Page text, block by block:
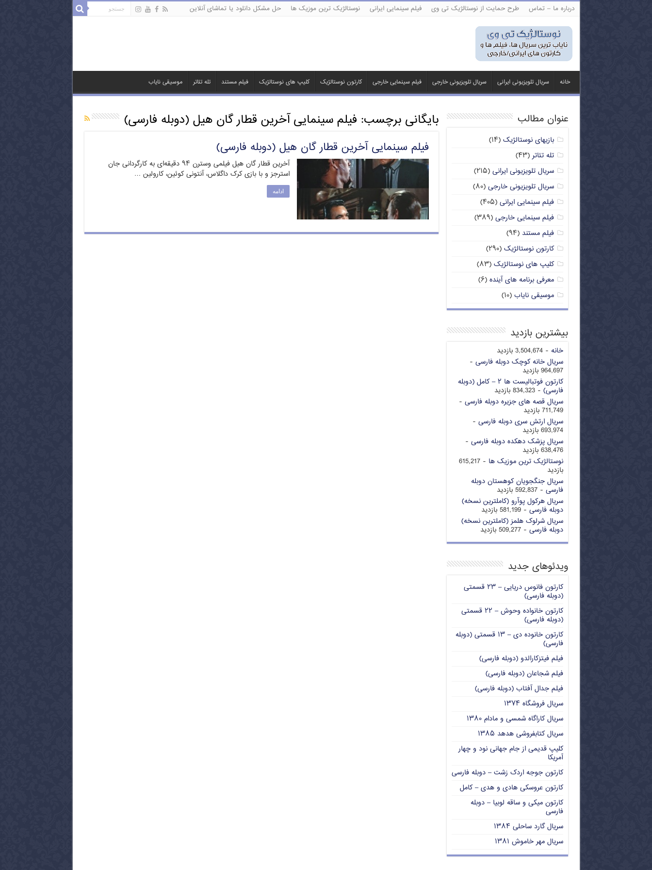
درباره ما – تماس طرح حمایت از نوستالژیک تی وی فیلم سینمایی ایرانی نوستالژیک ترین موزیک ها حل مشکل دانلود یا تماشای آنلاین
خانه سریال تلویزیونی ایرانی سریال تلویزیونی خارجی فیلم سینمایی خارجی کارتون نوستالژیک کلیپ های نوستالژیک فیلم مستند تله تئاتر موسیقی نایاب
بایگانی برچسب: فیلم سینمایی آخرین قطار گان هیل (دوبله فارسی)
فیلم سینمایی آخرین قطار گان هیل (دوبله فارسی)
آخرین قطار گان هیل فیلمی وسترن ۹۴ دقیقه‌ای به کارگردانی جان
استرجز و با بازی کرک داگلاس، آنتونی کوئین، کارولین …
ادامه
عنوان مطالب
بازیهای نوستالژیک (۱۴)
تله تئاتر(۴۳)
سریال تلویزیونی ایرانی (۲۱۵)
سریال تلویزیونی خارجی (۸۰)
فیلم سینمایی ایرانی (۴۰۵)
فیلم سینمایی خارجی (۳۸۹)
فیلم مستند (۹۴)
کارتون نوستالژیک (۲۹۰)
کلیپ های نوستالژیک (۸۳)
معرفی برنامه های آینده (۶)
موسیقی نایاب (۱۰)
بیشترین بازدید
خانه - 3,504,674 بازدید
سریال خانه کوچک دوبله فارسی -
964,697 بازدید
کارتون فوتبالیست ها ۲ – کامل (دوبله
فارسی) - 834,323 بازدید
سریال قصه های جزیره دوبله فارسی -
711,749 بازدید
سریال ارتش سری دوبله فارسی -
693,974 بازدید
سریال پزشک دهکده دوبله فارسی -
638,476 بازدید
نوستالژیک ترین موزیک ها
- 615,217
بازدید
سریال جنگجویان کوهستان دوبله
فارسی - 592,837 بازدید
سریال هرکول پوآرو (کاملترین نسخه)
دوبله فارسی - 581,199 بازدید
سریال شرلوک هلمز (کاملترین نسخه)
دوبله فارسی - 509,277 بازدید
ویدئوهای جدید
کارتون فانوس دریایی – ۲۳ قسمتی
(دوبله فارسی)
کارتون خانواده وحوش – ۲۲ قسمتی
(دوبله فارسی)
کارتون خانوده دی – ۱۳ قسمتی (دوبله
فارسی)
فیلم فیتزکارالدو (دوبله فارسی)
فیلم شجاعان (دوبله فارسی)
فیلم جدال آفتاب (دوبله فارسی)
سریال فروشگاه ۱۳۷۴
سریال کاراگاه شمسی و مادام ۱۳۸۰
سریال کتابفروشی هدهد ۱۳۸۵
کلیپ قدیمی از جام جهانی نود و چهار
آمریکا
کارتون جوجه اردک زشت – دوبله فارسی
کارتون عروسکی هادی و هدی – کامل
کارتون میکی و ساقه لوبیا – دوبله
فارسی
سریال گارد ساحلی ۱۳۸۴
سریال مهر خاموش ۱۳۸۱